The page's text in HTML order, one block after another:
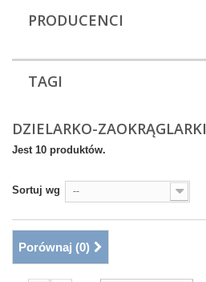
PRODUCENCI
TAGI
DZIELARKO-ZAOKRĄGLARKI
Jest 10 produktów.
Sortuj wg --
Porównaj (0)